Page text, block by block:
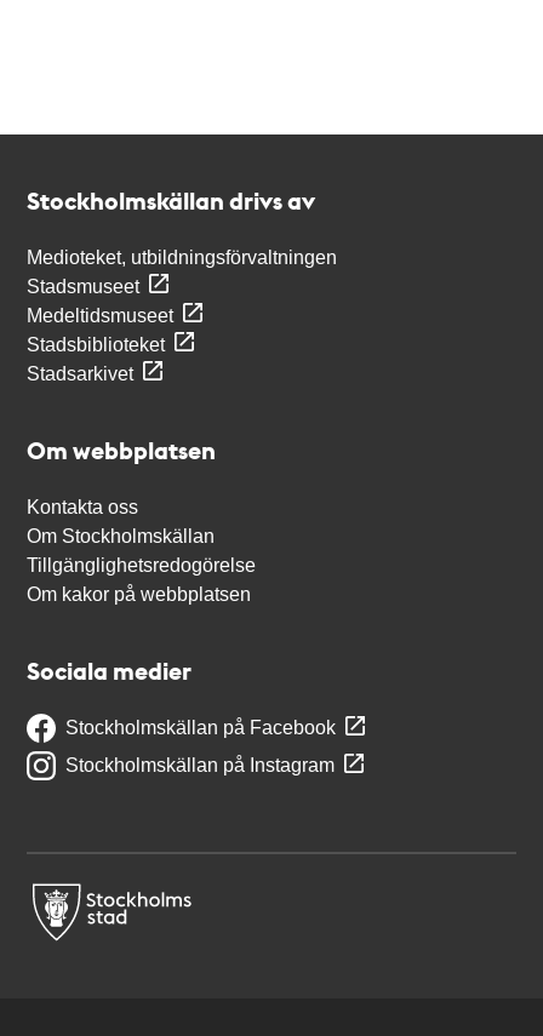
Stockholmskällan drivs av
Medioteket, utbildningsförvaltningen
Stadsmuseet
Medeltidsmuseet
Stadsbiblioteket
Stadsarkivet
Om webbplatsen
Kontakta oss
Om Stockholmskällan
Tillgänglighetsredogörelse
Om kakor på webbplatsen
Sociala medier
Stockholmskällan på Facebook
Stockholmskällan på Instagram